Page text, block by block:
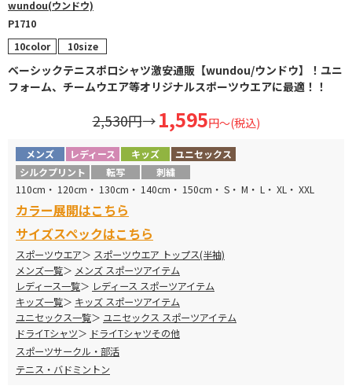
wundou(ウンドウ)
P1710
10color 10size
ベーシックテニスポロシャツ激安通販【wundou/ウンドウ】！ユニ
フォーム、チームウエア等オリジナルスポーツウエアに最適！！
2,530円→ 1,595円～(税込)
メンズ レディース キッズ
ユニセックス
シルクプリント
転写 刺繍
110cm・ 120cm・ 130cm・ 140cm・ 150cm・ S・ M・ L・ XL・ XXL
カラー展開はこちら
サイズスペックはこちら
スポーツウエア
スポーツウエア トップス(半袖)
メンズ一覧
メンズ スポーツアイテム
レディース一覧
レディース スポーツアイテム
キッズ一覧
キッズ スポーツアイテム
ユニセックス一覧
ユニセックス スポーツアイテム
ドライTシャツ
ドライTシャツその他
スポーツサークル・部活
テニス・バドミントン